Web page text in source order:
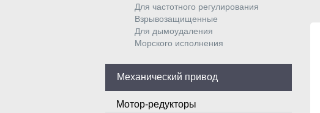
Для частотного регулирования
Взрывозащищенные
Для дымоудаления
Морского исполнения
Механический привод
Мотор-редукторы